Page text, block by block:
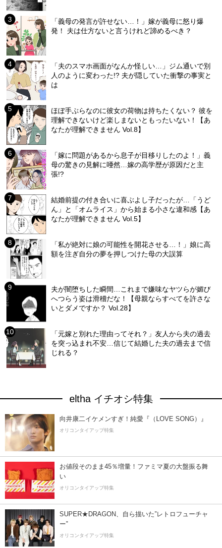
「義母の発言が許せない…！」嫁が義母に怒り爆
発！ 夫は仕方ないと言うけれど諦めるべき？
「夫のスマホ画面がなんか怪しい…」ジム通いで別
人のように変わった!? 夫が隠していた衝撃の事実と
は
ほぼ手ぶらなのに彼女の荷物は持ちたくない？ 彼を
理解できないけど楽しまないともったいない！【あ
なたが理解できません Vol.8】
「嫁に問題があるから息子が目移りしたのよ！」義
母の驚きの見解に唖然…嫁の高学歴が原因だと主
張!?
結婚前提の付き合いに喜ぶよし子だったが…「うど
ん」と「オムライス」から始まる小さな違和感【あ
なたが理解できません Vol.5】
「私が絶対に娘の可能性を開花させる…！」娘に高
額を注ぎ自分の夢を押しつけた母の大誤算
夫が闇堕ちした瞬間…これまで嫌味なヤツらが媚び
へつらう姿は滑稽だな！【母親ならすべてを許さな
いとダメですか？ Vol.28】
「元嫁と別れた理由ってそれ？」友人から夫の過去
を突っ込まれ不安…信じて結婚した夫の過去まで信
じれる？
eltha イチオシ特集
向井康二イケメンすぎ！純愛『（LOVE SONG）』
オリコンタイアップ特集
お値段そのまま45％増量！ファミマ夏の大盤振る舞
い
オリコンタイアップ特集
SUPER★DRAGON、自ら描いた”レトロフューチャ
ー”
オリコンタイアップ特集